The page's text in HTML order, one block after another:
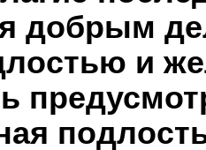
добрым
и